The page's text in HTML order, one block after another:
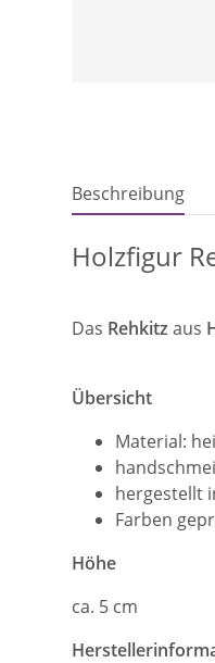
Beschreibung
Holzfigur
Das Rehkitz aus
Übersicht
Material:
hergestellt
Farben
Höhe
ca. 5 cm